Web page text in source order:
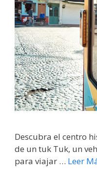
Descubra el centro
de un tuk Tuk, un
para viajar … Leer